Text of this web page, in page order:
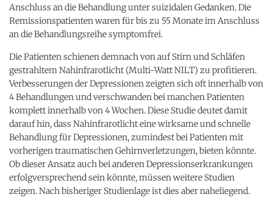
Anschluss an die Behandlung unter suizidalen Gedanken. Die
Remissionspatienten waren für bis zu 55 Monate im Anschluss
an die Behandlungsreihe symptomfrei.
Die Patienten schienen demnach von auf Stirn und Schläfen
gestrahltem Nahinfrarotlicht (Multi-Watt NILT) zu profitieren.
Verbesserungen der Depressionen zeigten sich oft innerhalb von
4 Behandlungen und verschwanden bei manchen Patienten
komplett innerhalb von 4 Wochen. Diese Studie deutet damit
darauf hin, dass Nahinfrarotlicht eine wirksame und schnelle
Behandlung für Depressionen, zumindest bei Patienten mit
vorherigen traumatischen Gehirnverletzungen, bieten könnte.
Ob dieser Ansatz auch bei anderen Depressionserkrankungen
erfolgversprechend sein könnte, müssen weitere Studien
zeigen. Nach bisheriger Studienlage ist dies aber naheliegend.